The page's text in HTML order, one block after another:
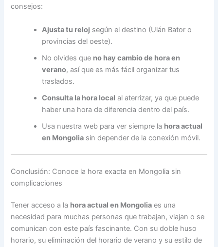
consejos:
Ajusta tu reloj según el destino (Ulán Bator o
provincias del oeste).
No olvides que no hay cambio de hora en
verano, así que es más fácil organizar tus
traslados.
Consulta la hora local al aterrizar, ya que puede
haber una hora de diferencia dentro del país.
Usa nuestra web para ver siempre la hora actual
en Mongolia sin depender de la conexión móvil.
Conclusión: Conoce la hora exacta en Mongolia sin
complicaciones
Tener acceso a la hora actual en Mongolia es una
necesidad para muchas personas que trabajan, viajan o se
comunican con este país fascinante. Con su doble huso
horario, su eliminación del horario de verano y su estilo de